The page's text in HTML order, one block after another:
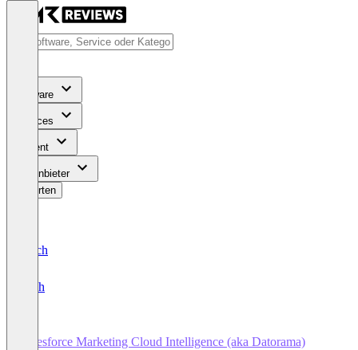
Software
Services
Content
Für Anbieter
Bewerten
Deutsch
English
Salesforce Marketing Cloud Intelligence (aka Datorama)